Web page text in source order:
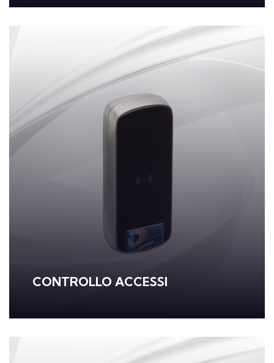
CONTROLLO ACCESSI